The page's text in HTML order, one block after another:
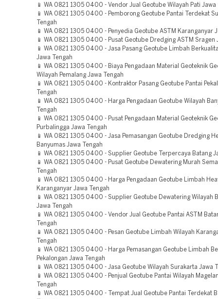
📱 WA 0821 1305 0400 - Vendor Jual Geotube Wilayah Pati Jawa
📱 WA 0821 1305 0400 - Pemborong Geotube Pantai Terdekat
Tengah
📱 WA 0821 1305 0400 - Penyedia Geotube ASTM Karanganyar
📱 WA 0821 1305 0400 - Pusat Geotube Dredging ASTM Sragen
📱 WA 0821 1305 0400 - Jasa Pasang Geotube Limbah
Jawa Tengah
📱 WA 0821 1305 0400 - Biaya Pengadaan Material Geoteknik
Wilayah Pemalang Jawa Tengah
📱 WA 0821 1305 0400 - Kontraktor Pasang Geotube Pantai
Tengah
📱 WA 0821 1305 0400 - Harga Pengadaan Geotube Wilayah
Tengah
📱 WA 0821 1305 0400 - Pusat Pengadaan Material Geoteknik
Purbalingga Jawa Tengah
📱 WA 0821 1305 0400 - Jasa Pemasangan Geotube Dredging
Banyumas Jawa Tengah
📱 WA 0821 1305 0400 - Supplier Geotube Terpercaya Batang
📱 WA 0821 1305 0400 - Pusat Geotube Dewatering Murah
Tengah
📱 WA 0821 1305 0400 - Harga Pengadaan Geotube Limbah
Karanganyar Jawa Tengah
📱 WA 0821 1305 0400 - Supplier Geotube Dewatering Wilayah
Jawa Tengah
📱 WA 0821 1305 0400 - Vendor Jual Geotube Pantai ASTM
Tengah
📱 WA 0821 1305 0400 - Pesan Geotube Limbah Wilayah
Tengah
📱 WA 0821 1305 0400 - Harga Pemasangan Geotube Limbah
Pekalongan Jawa Tengah
📱 WA 0821 1305 0400 - Jasa Geotube Wilayah Surakarta Jawa
📱 WA 0821 1305 0400 - Penjual Geotube Pantai Wilayah
Tengah
📱 WA 0821 1305 0400 - Tempat Jual Geotube Pantai Terdekat